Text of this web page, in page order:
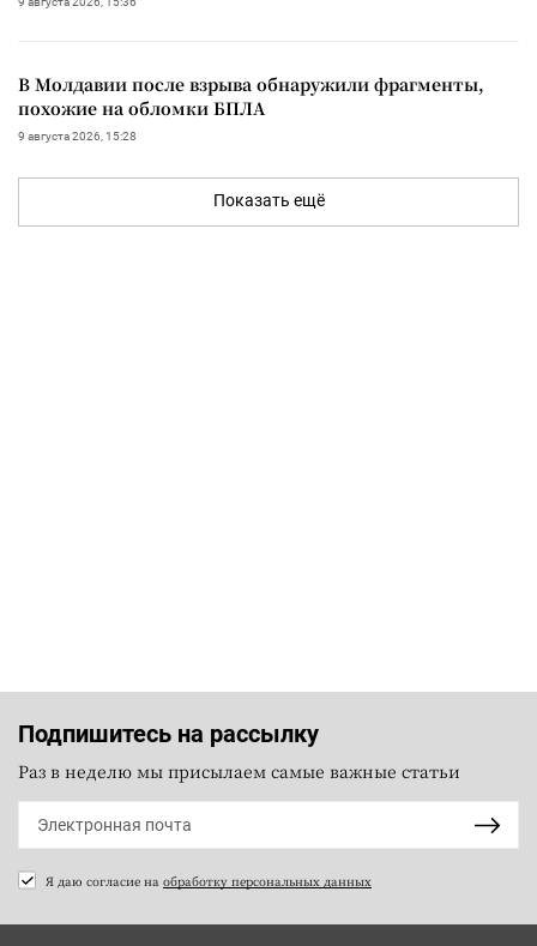
В Молдавии после взрыва обнаружили фрагменты,
похожие на обломки БПЛА
9 августа 2026, 15:28
Показать ещё
Подпишитесь на рассылку
Раз в неделю мы присылаем самые важные статьи
Я даю согласие на обработку персональных данных